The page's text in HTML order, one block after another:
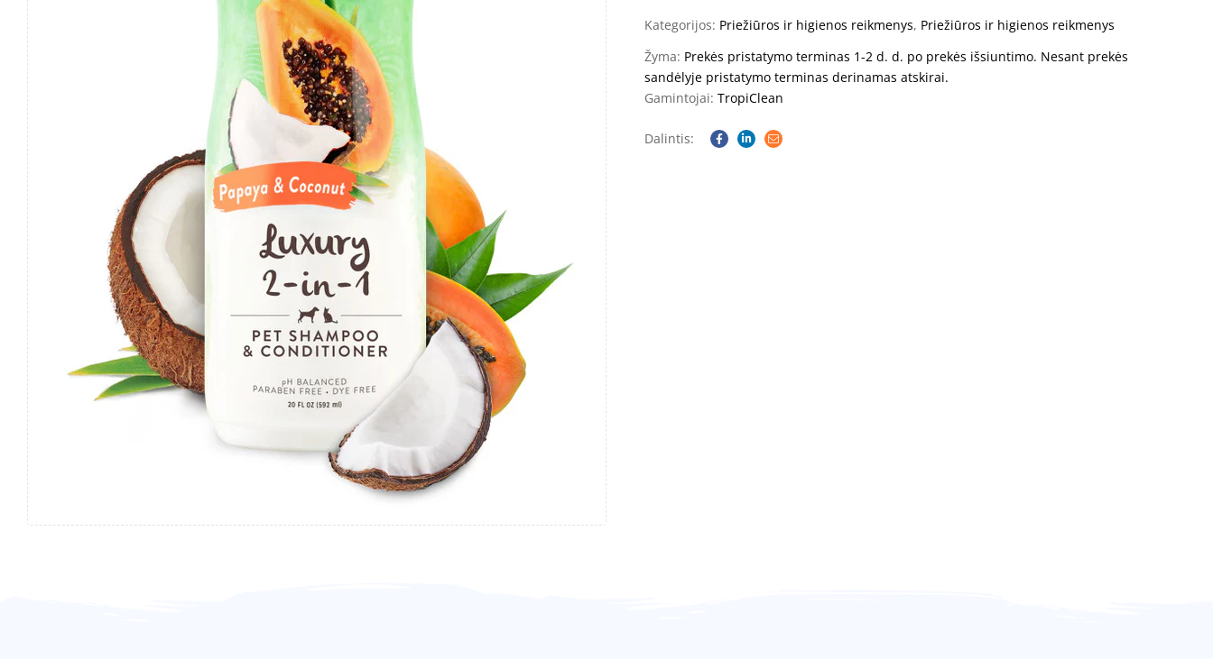
Kategorijos: Priežiūros ir higienos reikmenys, Priežiūros ir higienos reikmenys
Žyma: Prekės pristatymo terminas 1-2 d. d. po prekės išsiuntimo. Nesant prekės
sandėlyje pristatymo terminas derinamas atskirai.
Gamintojai: TropiClean
Dalintis:
Facebook
Linkedin
Email